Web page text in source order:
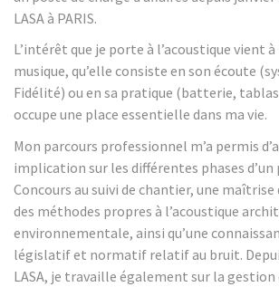
LASA à PARIS.
L’intérêt que je porte à l’acoustique vient à
musique, qu’elle consiste en son écoute
Fidélité) ou en sa pratique (batterie,
occupe une place essentielle dans ma vie.
Mon parcours professionnel m’a permis
implication sur les différentes phases d’un
Concours au suivi de chantier, une
des méthodes propres à l’acoustique
environnementale, ainsi qu’une
législatif et normatif relatif au bruit.
LASA, je travaille également sur la